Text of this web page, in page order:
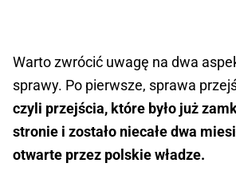
Warto zwrócić uwagę na dwa
sprawy. Po pierwsze, sprawa
czyli przejścia, które było już
stronie i zostało niecałe dwa
otwarte przez polskie władze.